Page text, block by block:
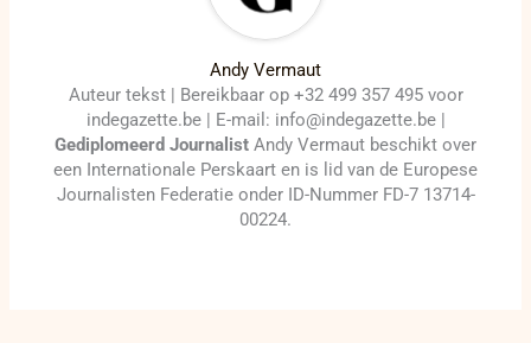
Andy Vermaut
Auteur tekst | Bereikbaar op +32 499 357 495 voor
indegazette.be | E-mail: info@indegazette.be |
Gediplomeerd Journalist Andy Vermaut beschikt over
een Internationale Perskaart en is lid van de Europese
Journalisten Federatie onder ID-Nummer FD-7 13714-
00224.